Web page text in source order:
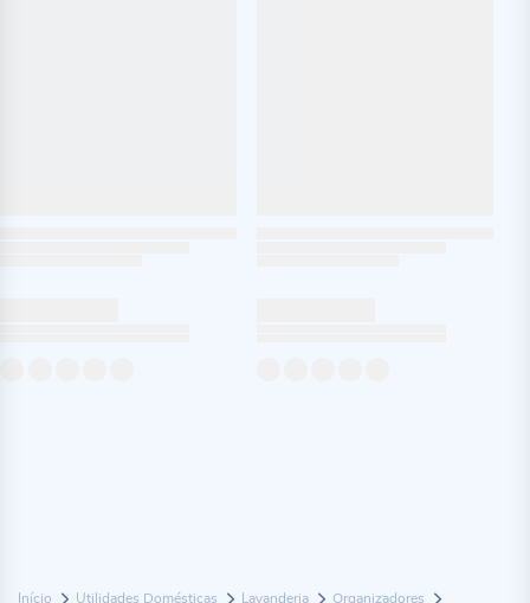
Início Utilidades Domésticas Lavanderia Organizadores